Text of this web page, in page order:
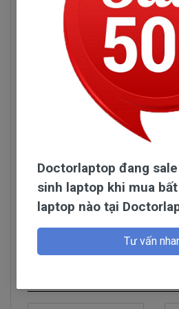
Hình pin HP Pavilion
Tính Chất Kỷ Thuật
HP Pavilion
Đọc thêm
Doctorlaptop đang
sinh laptop khi mua
laptop nào tại
Tư vấn